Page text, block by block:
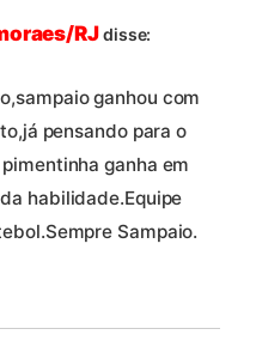
RJdisse:
ganhou com
pensando para o
ganha em
habilidade.Equipe
Sampaio.